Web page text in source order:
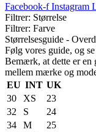
Facebook-f Instagram
Filtrer: Størrelse
Filtrer: Farve
Størrelsesguide -
Følg vores guide, og
Bemærk, at dette er en
mellem mærke og
EU INT UK
30
XS
23
32
S
24
34
M
25